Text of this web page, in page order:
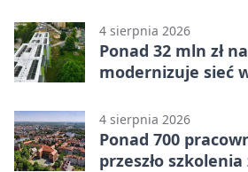
4 sierpnia 2026
Ponad 32 mln zł
modernizuje sieć
4 sierpnia 2026
Ponad 700
przeszło szkolenia